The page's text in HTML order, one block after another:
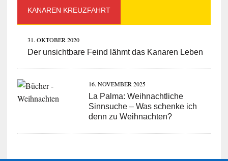
KANAREN KREUZFAHRT
31. OKTOBER 2020
Der unsichtbare Feind lähmt das Kanaren Leben
16. NOVEMBER 2025
La Palma: Weihnachtliche
Sinnsuche – Was schenke ich
denn zu Weihnachten?